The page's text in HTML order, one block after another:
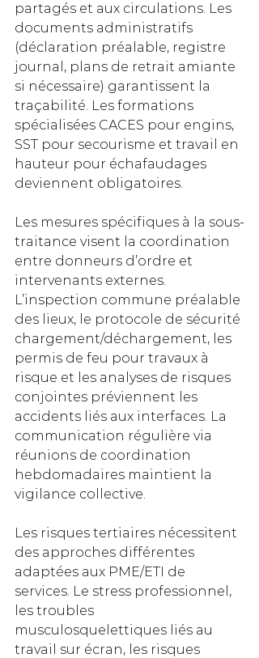
partagés et aux circulations. Les
documents administratifs
(déclaration préalable, registre
journal, plans de retrait amiante
si nécessaire) garantissent la
traçabilité. Les formations
spécialisées CACES pour engins,
SST pour secourisme et travail en
hauteur pour échafaudages
deviennent obligatoires.
Les mesures spécifiques à la sous-
traitance visent la coordination
entre donneurs d’ordre et
intervenants externes.
L’inspection commune préalable
des lieux, le protocole de sécurité
chargement/déchargement, les
permis de feu pour travaux à
risque et les analyses de risques
conjointes préviennent les
accidents liés aux interfaces. La
communication régulière via
réunions de coordination
hebdomadaires maintient la
vigilance collective.
Les risques tertiaires nécessitent
des approches différentes
adaptées aux PME/ETI de
services. Le stress professionnel,
les troubles
musculosquelettiques liés au
travail sur écran, les risques